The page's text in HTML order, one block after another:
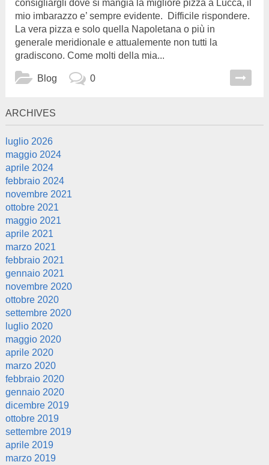
consigliargli dove si mangia la migliore pizza a Lucca, il
mio imbarazzo e’ sempre evidente. Difficile rispondere.
La vera pizza e solo quella Napoletana o più in
generale meridionale e attualemente non tutti la
gradiscono. Come molti della mia...
Blog 0
ARCHIVES
luglio 2026
maggio 2024
aprile 2024
febbraio 2024
novembre 2021
ottobre 2021
maggio 2021
aprile 2021
marzo 2021
febbraio 2021
gennaio 2021
novembre 2020
ottobre 2020
settembre 2020
luglio 2020
maggio 2020
aprile 2020
marzo 2020
febbraio 2020
gennaio 2020
dicembre 2019
ottobre 2019
settembre 2019
aprile 2019
marzo 2019